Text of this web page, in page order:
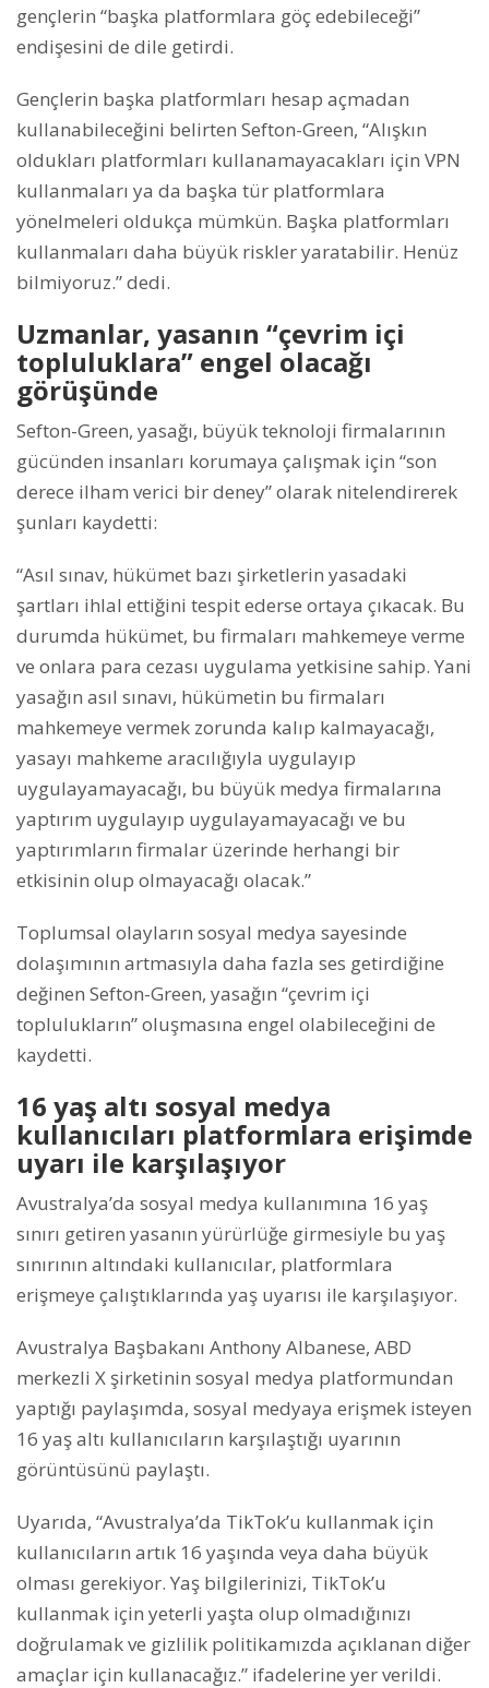
gençlerin “başka platformlara göç edebileceği”
endişesini de dile getirdi.
Gençlerin başka platformları hesap açmadan
kullanabileceğini belirten Sefton-Green, “Alışkın
oldukları platformları kullanamayacakları için VPN
kullanmaları ya da başka tür platformlara
yönelmeleri oldukça mümkün. Başka platformları
kullanmaları daha büyük riskler yaratabilir. Henüz
bilmiyoruz.” dedi.
Uzmanlar, yasanın “çevrim içi
topluluklara” engel olacağı
görüşünde
Sefton-Green, yasağı, büyük teknoloji firmalarının
gücünden insanları korumaya çalışmak için “son
derece ilham verici bir deney” olarak nitelendirerek
şunları kaydetti:
“Asıl sınav, hükümet bazı şirketlerin yasadaki
şartları ihlal ettiğini tespit ederse ortaya çıkacak. Bu
durumda hükümet, bu firmaları mahkemeye verme
ve onlara para cezası uygulama yetkisine sahip. Yani
yasağın asıl sınavı, hükümetin bu firmaları
mahkemeye vermek zorunda kalıp kalmayacağı,
yasayı mahkeme aracılığıyla uygulayıp
uygulayamayacağı, bu büyük medya firmalarına
yaptırım uygulayıp uygulayamayacağı ve bu
yaptırımların firmalar üzerinde herhangi bir
etkisinin olup olmayacağı olacak.”
Toplumsal olayların sosyal medya sayesinde
dolaşımının artmasıyla daha fazla ses getirdiğine
değinen Sefton-Green, yasağın “çevrim içi
toplulukların” oluşmasına engel olabileceğini de
kaydetti.
16 yaş altı sosyal medya
kullanıcıları platformlara erişimde
uyarı ile karşılaşıyor
Avustralya’da sosyal medya kullanımına 16 yaş
sınırı getiren yasanın yürürlüğe girmesiyle bu yaş
sınırının altındaki kullanıcılar, platformlara
erişmeye çalıştıklarında yaş uyarısı ile karşılaşıyor.
Avustralya Başbakanı Anthony Albanese, ABD
merkezli X şirketinin sosyal medya platformundan
yaptığı paylaşımda, sosyal medyaya erişmek isteyen
16 yaş altı kullanıcıların karşılaştığı uyarının
görüntüsünü paylaştı.
Uyarıda, “Avustralya’da TikTok’u kullanmak için
kullanıcıların artık 16 yaşında veya daha büyük
olması gerekiyor. Yaş bilgilerinizi, TikTok’u
kullanmak için yeterli yaşta olup olmadığınızı
doğrulamak ve gizlilik politikamızda açıklanan diğer
amaçlar için kullanacağız.” ifadelerine yer verildi.